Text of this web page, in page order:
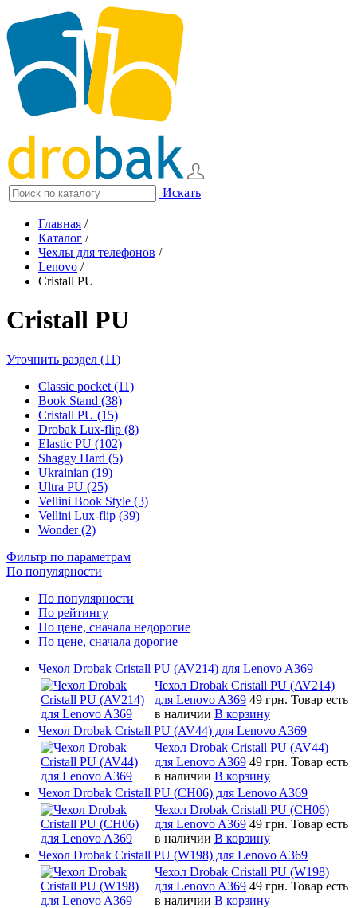
Искать
Главная /
Каталог /
Чехлы для телефонов /
Lenovo /
Cristall PU
Cristall PU
Уточнить раздел (11)
Classic pocket (11)
Book Stand (38)
Cristall PU (15)
Drobak Lux-flip (8)
Elastic PU (102)
Shaggy Hard (5)
Ukrainian (19)
Ultra PU (25)
Vellini Book Style (3)
Vellini Lux-flip (39)
Wonder (2)
Фильтр по параметрам
По популярности
По популярности
По рейтингу
По цене, сначала недорогие
По цене, сначала дорогие
Чехол Drobak Cristall PU (AV214) для Lenovo A369
Чехол Drobak Cristall PU (AV214)
для Lenovo A369 49 грн. Товар есть
в наличии В корзину
Чехол Drobak Cristall PU (AV44) для Lenovo A369
Чехол Drobak Cristall PU (AV44)
для Lenovo A369 49 грн. Товар есть
в наличии В корзину
Чехол Drobak Cristall PU (CH06) для Lenovo A369
Чехол Drobak Cristall PU (CH06)
для Lenovo A369 49 грн. Товар есть
в наличии В корзину
Чехол Drobak Cristall PU (W198) для Lenovo A369
Чехол Drobak Cristall PU (W198)
для Lenovo A369 49 грн. Товар есть
в наличии В корзину